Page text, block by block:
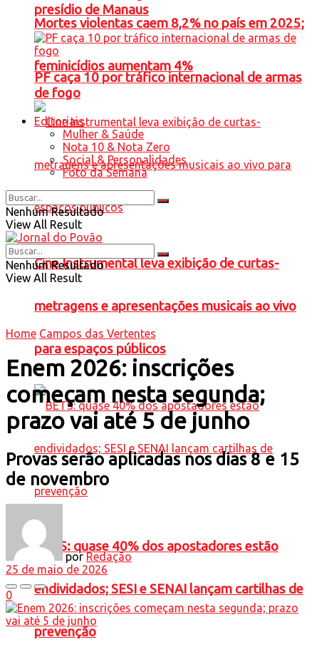
Mortes violentas caem 8,2% no país em 2025;
feminicídios aumentam 4%
Cine Instrumental leva exibição de curtas-
metragens e apresentações musicais ao vivo
para espaços públicos
BETS: quase 40% dos apostadores estão
endividados; SESI e SENAI lançam cartilhas de
prevenção
presídio de Manaus
PF caça 10 por tráfico internacional de armas
de fogo
Editoriais
Mulher & Saúde
Nota 10 & Nota Zero
Social & Personalidades
Foto da Semana
Nenhum Resultado
View All Result
Nenhum Resultado
View All Result
Home Campos das Vertentes
Enem 2026: inscrições
começam nesta segunda;
prazo vai até 5 de junho
Provas serão aplicadas nos dias 8 e 15
de novembro
por Redação
25 de maio de 2026
0